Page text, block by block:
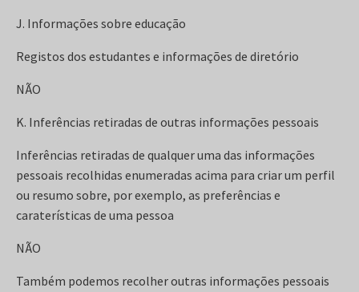
J. Informações sobre educação
Registos dos estudantes e informações de diretório
NÃO
K. Inferências retiradas de outras informações pessoais
Inferências retiradas de qualquer uma das informações
pessoais recolhidas enumeradas acima para criar um perfil
ou resumo sobre, por exemplo, as preferências e
caraterísticas de uma pessoa
NÃO
Também podemos recolher outras informações pessoais